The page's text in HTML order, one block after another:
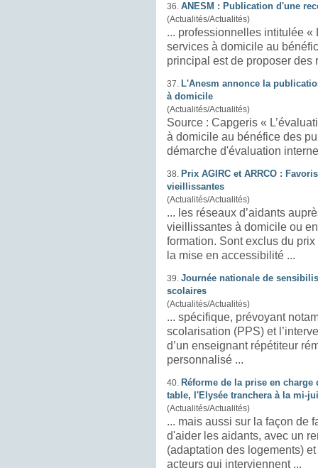
36. ANESM : Publication d'une
(Actualités/Actualités)
... professionnelles intitulée « L'évaluation interne : repères pour les
services à domicile
principal est de
37.
L'Anesm annonce la
à domicile
(Actualités/Actualités)
Source : Capgeris « L’évaluation interne : repères pour les services
à domicile au bénéfice des publics
démarche d'évaluation
38.
Prix AGIRC et ARRCO :
vieillissantes
(Actualités/Actualités)
... les réseaux d’aidants
vieillissantes à domicile ou
formation. Sont exclus du prix les dossiers portant exclusivement sur
la mise en accessibilité ...
39. Journée nationale de
scolaires
(Actualités/Actualités)
... spécifique, prévoyant
scolarisation (PPS) et
d’un enseignant répétiteur
personnalisé ...
40.
Réforme de la prise en
table, l'Elysée tranchera à la mi-
(Actualités/Actualités)
... mais aussi sur la façon de
d'aider les aidants, avec un
(adaptation des logements)
acteurs qui interviennent ...